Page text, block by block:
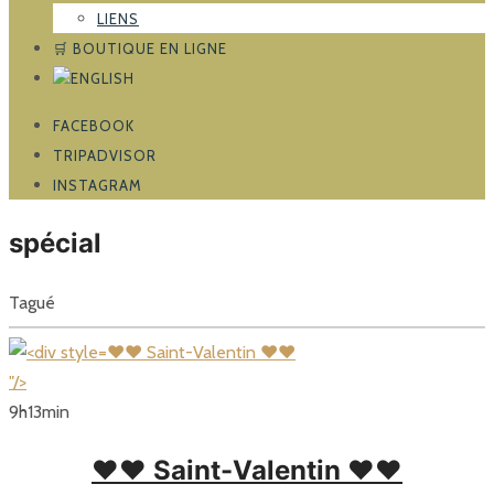
LIENS
🛒 BOUTIQUE EN LIGNE
FACEBOOK
TRIPADVISOR
INSTAGRAM
spécial
Tagué
❤❤ Saint-Valentin ❤❤
"/>
9h13min
❤❤ Saint-Valentin ❤❤